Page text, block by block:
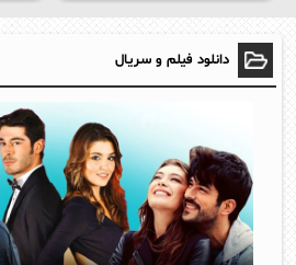
دانلود فیلم و سریال